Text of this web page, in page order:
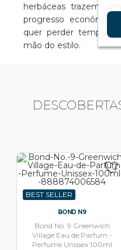
herbáceas trazem
progresso
quer perder tempo e
mão do estilo.
BEST SELLER
BOND N9
Bond No. 9 Greenwich
Village Eau de Parfum -
Perfume Unissex 100ml